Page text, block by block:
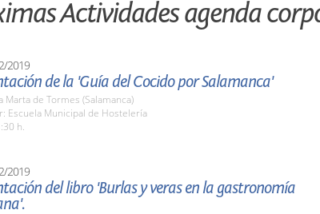
Actividades agenda
2019
de la 'Guía del Cocido por Salamanca'
Marta de Tormes (Salamanca)
Escuela Municipal de Hostelería
h.
2019
del libro 'Burlas y veras en la gastronomía